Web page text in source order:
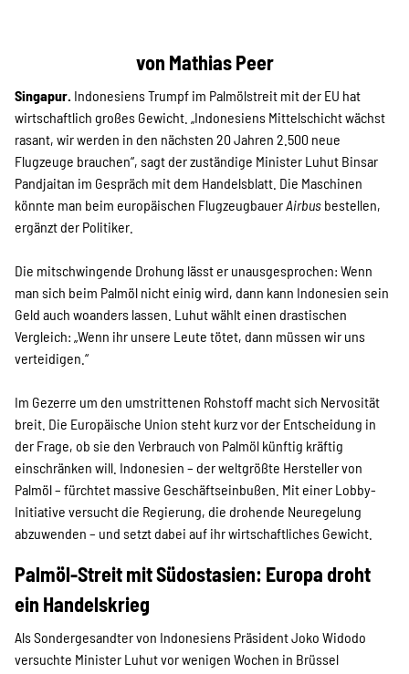
von Mathias Peer
Singapur. Indonesiens Trumpf im Palmölstreit mit der EU hat
wirtschaftlich großes Gewicht. „Indonesiens Mittelschicht wächst
rasant, wir werden in den nächsten 20 Jahren 2.500 neue
Flugzeuge brauchen“, sagt der zuständige Minister Luhut Binsar
Pandjaitan im Gespräch mit dem Handelsblatt. Die Maschinen
könnte man beim europäischen FlugzeugbauerAirbus bestellen,
ergänzt der Politiker.
Die mitschwingende Drohung lässt er unausgesprochen: Wenn
man sich beim Palmöl nicht einig wird, dann kann Indonesien sein
Geld auch woanders lassen. Luhut wählt einen drastischen
Vergleich: „Wenn ihr unsere Leute tötet, dann müssen wir uns
verteidigen.“
Im Gezerre um den umstrittenen Rohstoff macht sich Nervosität
breit. Die Europäische Union steht kurz vor der Entscheidung in
der Frage, ob sie den Verbrauch von Palmöl künftig kräftig
einschränken will. Indonesien – der weltgrößte Hersteller von
Palmöl – fürchtet massive Geschäftseinbußen. Mit einer Lobby-
Initiative versucht die Regierung, die drohende Neuregelung
abzuwenden – und setzt dabei auf ihr wirtschaftliches Gewicht.
Palmöl-Streit mit Südostasien: Europa droht
ein Handelskrieg
Als Sondergesandter von Indonesiens Präsident Joko Widodo
versuchte Minister Luhut vor wenigen Wochen in Brüssel